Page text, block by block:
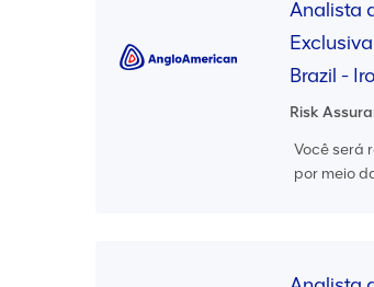
Analista
Brazil -
Risk
Você será
por meio